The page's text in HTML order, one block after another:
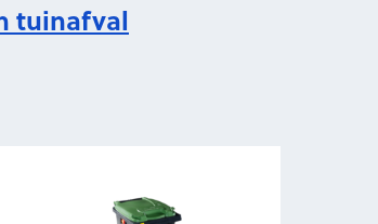
tuinafval